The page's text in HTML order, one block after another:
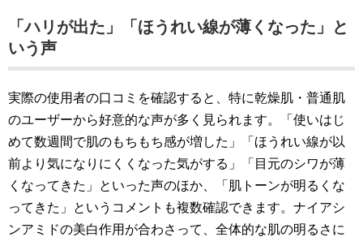
「ハリが出た」「ほうれい線が薄くなった」と
いう声
実際の使用者の口コミを確認すると、特に乾燥肌・普通肌
のユーザーから好意的な声が多く見られます。「使いはじ
めて数週間で肌のもちもち感が増した」「ほうれい線が以
前より気になりにくくなった気がする」「目元のシワが薄
くなってきた」といった声のほか、「肌トーンが明るくな
ってきた」というコメントも複数確認できます。ナイアシ
ンアミドの美白作用が合わさって、全体的な肌の明るさに